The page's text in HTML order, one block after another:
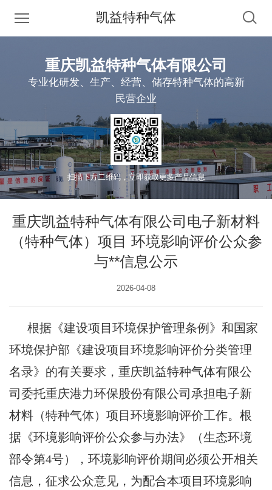
凯益特种气体
重庆凯益特种气体有限公司
专业化研发、生产、经营、储存特种气体的高新
民营企业
扫描下方二维码，立即获取更多产品信息
重庆凯益特种气体有限公司电子新材料
（特种气体）项目 环境影响评价公众参
与**信息公示
2026-04-08
根据《建设项目环境保护管理条例》和国家
环境保护部 《建设项目环境影响评价分类管理
名录》的有关要求， 重庆凯益特种气体有限公
司 委托重庆港力环保股份有限公司承担电子新
材料（特种气体）项目 环境影响评价工作。根
据《环境影响评价公众参与办法》 （生态环境
部令第4号），环境影响评价期间必须公开相关
信息，征求公众意见， 为配合本项目环境影响